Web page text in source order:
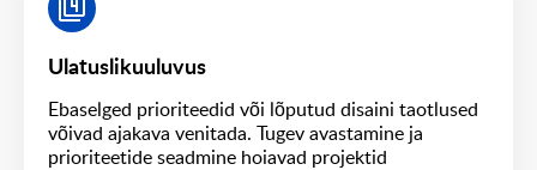
Ulatuslikuuluvus
Ebaselged prioriteedid või lõputud disaini taotlused
võivad ajakava venitada. Tugev avastamine ja
prioriteetide seadmine hoiavad projektid